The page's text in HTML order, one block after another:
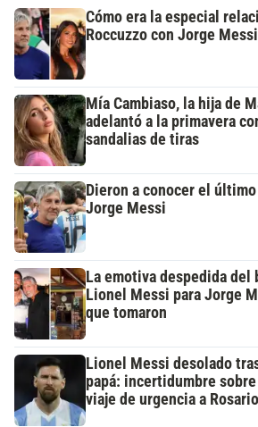
Cómo era la especial
Roccuzzo con Jorge
Mía Cambiaso, la hija de
adelantó a la primavera
sandalias de tiras
Dieron a conocer el
Jorge Messi
La emotiva despedida del
Lionel Messi para Jorge
que tomaron
Lionel Messi desolado
papá: incertidumbre
viaje de urgencia a Rosario